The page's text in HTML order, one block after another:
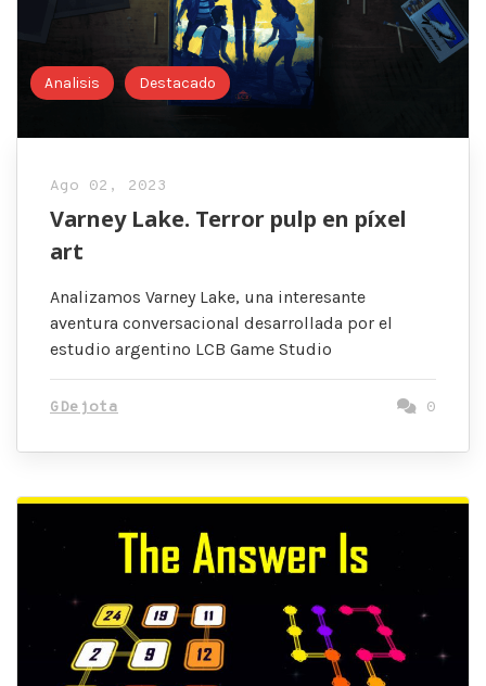
Analisis Destacado
Ago 02, 2023
Varney Lake. Terror pulp en píxel
art
Analizamos Varney Lake, una interesante
aventura conversacional desarrollada por el
estudio argentino LCB Game Studio
GDejota 0